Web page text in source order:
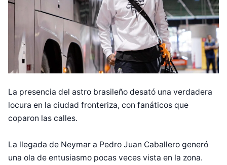
La presencia del astro brasileño desató una verdadera
locura en la ciudad fronteriza, con fanáticos que
coparon las calles.
La llegada de Neymar a Pedro Juan Caballero generó
una ola de entusiasmo pocas veces vista en la zona.